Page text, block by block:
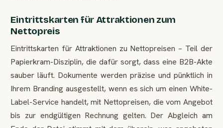
Eintrittskarten für Attraktionen zum
Nettopreis
Eintrittskarten für Attraktionen zu Nettopreisen – Teil der
Papierkram-Disziplin, die dafür sorgt, dass eine B2B-Akte
sauber läuft. Dokumente werden präzise und pünktlich in
Ihrem Branding ausgestellt, wenn es sich um einen White-
Label-Service handelt, mit Nettopreisen, die vom Angebot
bis zur endgültigen Rechnung gelten. Der Abgleich am